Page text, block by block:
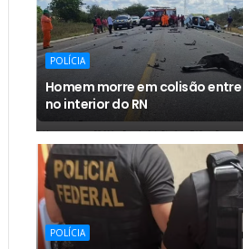
POLÍCIA
Homem morre em colisão
no interior do RN
POLÍCIA